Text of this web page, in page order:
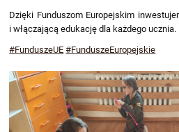
Dzięki Funduszom Europejskim
i włączającą edukację dla każdego ucznia.
#FunduszeUE #FunduszeEuropejskie